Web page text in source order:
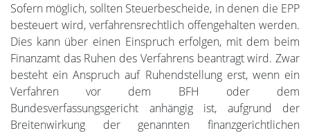
Sofern möglich, sollten Steuerbescheide, in denen die EPP
besteuert wird, verfahrensrechtlich offengehalten werden.
Dies kann über einen Einspruch erfolgen, mit dem beim
Finanzamt das Ruhen des Verfahrens beantragt wird. Zwar
besteht ein Anspruch auf Ruhendstellung erst, wenn ein
Verfahren vor dem BFH oder dem
Bundesverfassungsgericht anhängig ist, aufgrund der
Breitenwirkung der genannten finanzgerichtlichen